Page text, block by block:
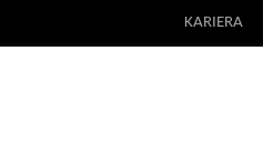
KARIERA